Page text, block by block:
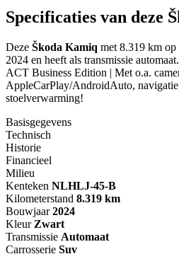
Specificaties van deze
Deze Škoda Kamiq met 8.319 km op
2024 en heeft als transmissie
ACT Business Edition | Met o.a.
AppleCarPlay/AndroidAuto,
stoelverwarming!
Basisgegevens
Technisch
Historie
Financieel
Milieu
Kenteken NLHLJ-45-B
Kilometerstand 8.319 km
Bouwjaar 2024
Kleur Zwart
Transmissie Automaat
Carrosserie Suv